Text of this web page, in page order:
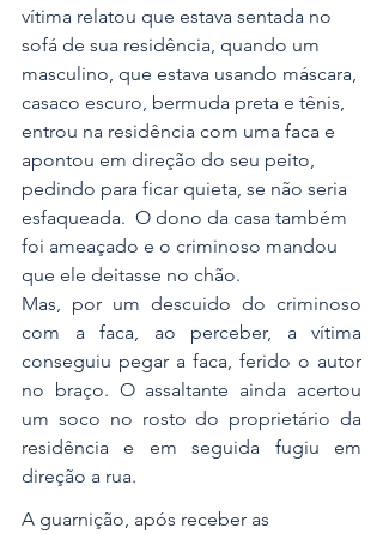
vítima relatou que estava sentada no
sofá de sua residência, quando um
masculino, que estava usando máscara,
casaco escuro, bermuda preta e tênis,
entrou na residência com uma faca e
apontou em direção do seu peito,
pedindo para ficar quieta, se não seria
esfaqueada.  O dono da casa também
foi ameaçado e o criminoso mandou
que ele deitasse no chão.
Mas, por um descuido do criminoso
com a faca, ao perceber, a vítima
conseguiu pegar a faca, ferido o autor
no braço. O assaltante ainda acertou
um soco no rosto do proprietário da
residência e em seguida fugiu em
direção a rua.
A guarnição, após receber as